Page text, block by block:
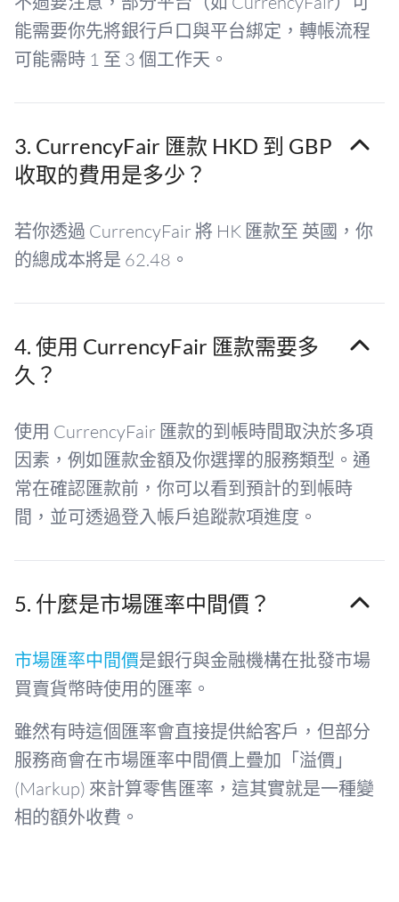
能需要你先將銀行戶口與平台綁定，轉帳流程
可能需時 1 至 3 個工作天。
3. CurrencyFair 匯款 HKD 到 GBP
收取的費用是多少？
若你透過 CurrencyFair 將 HK 匯款至 英國，你
的總成本將是 62.48。
4. 使用 CurrencyFair 匯款需要多
久？
使用 CurrencyFair 匯款的到帳時間取決於多項
因素，例如匯款金額及你選擇的服務類型。通
常在確認匯款前，你可以看到預計的到帳時
間，並可透過登入帳戶追蹤款項進度。
5. 什麼是市場匯率中間價？
市場匯率中間價是銀行與金融機構在批發市場
買賣貨幣時使用的匯率。
雖然有時這個匯率會直接提供給客戶，但部分
服務商會在市場匯率中間價上疊加「溢價」
(Markup) 來計算零售匯率，這其實就是一種變
相的額外收費。